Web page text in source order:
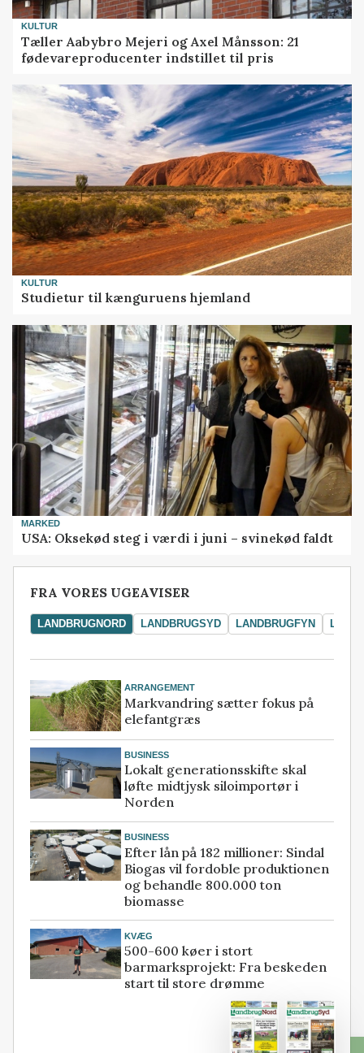
KULTUR
Tæller Aabybro Mejeri og Axel Månsson: 21
fødevareproducenter indstillet til pris
KULTUR
Studietur til kænguruens hjemland
MARKED
USA: Oksekød steg i værdi i juni – svinekød faldt
FRA VORES UGEAVISER
LANDBRUGNORD LANDBRUGSYD LANDBRUGFYN
ARRANGEMENT
Markvandring sætter fokus på
elefantgræs
BUSINESS
Lokalt generationsskifte skal
løfte midtjysk siloimportør i
Norden
BUSINESS
Efter lån på 182 millioner: Sindal
Biogas vil fordoble produktionen
og behandle 800.000 ton
biomasse
KVÆG
500-600 køer i stort
barmarksprojekt: Fra beskeden
start til store drømme